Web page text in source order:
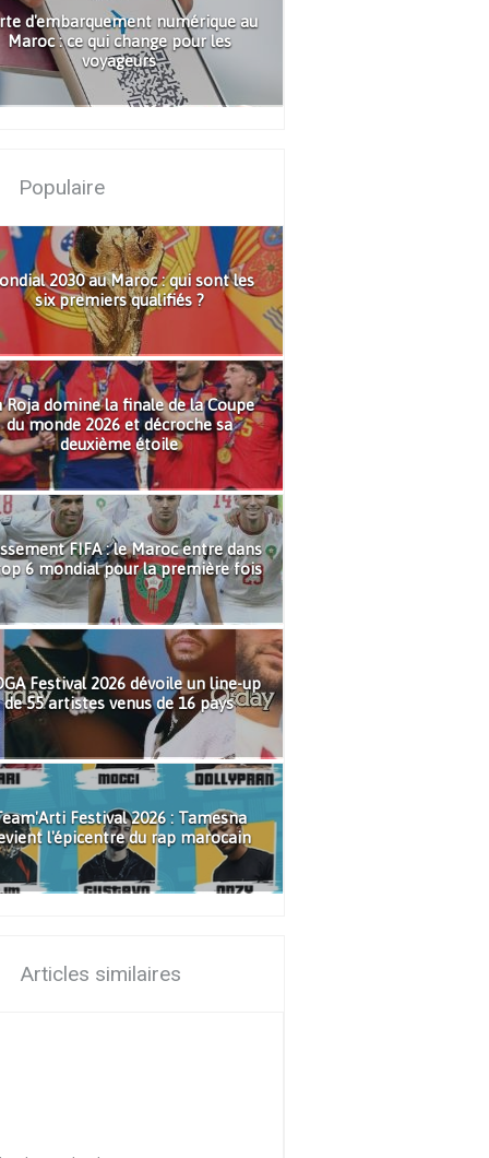
d'embarquement numérique au
Maroc : ce qui change pour les
voyageurs
Populaire
2030 au Maroc : qui sont les
six premiers qualifiés ?
Roja domine la finale de la Coupe
du monde 2026 et décroche sa
deuxième étoile
FIFA : le Maroc entre dans
6 mondial pour la première fois
Festival 2026 dévoile un line-up
de 55 artistes venus de 16 pays
Festival 2026 : Tamesna
l'épicentre du rap marocain
Articles similaires